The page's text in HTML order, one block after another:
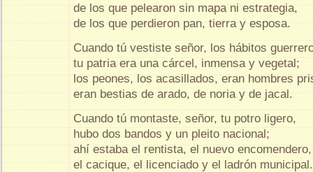
de los que pelearon sin mapa ni estrategia,
de los que perdieron pan, tierra y esposa.
Cuando tú vestiste señor, los hábitos
tu patria era una cárcel, inmensa y vegetal;
los peones, los acasillados, eran hombres
eran bestias de arado, de noria y de jacal.
Cuando tú montaste, señor, tu potro ligero,
hubo dos bandos y un pleito nacional;
ahí estaba el rentista, el nuevo encomendero,
el cacique, el licenciado y el ladrón municipal.